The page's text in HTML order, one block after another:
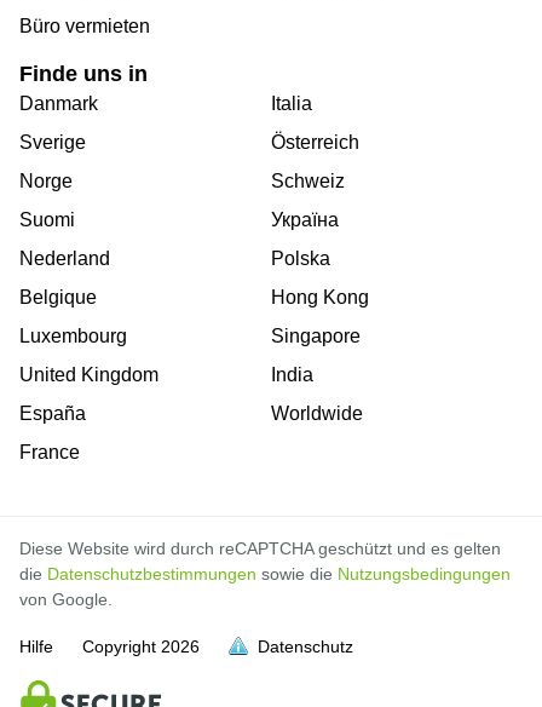
voll
voll
voll
voll
voll
voll
voll
voll
voll
voll
Büro vermieten
Finde uns in
Danmark
Sverige
Norge
Suomi
Nederland
Belgique
Luxembourg
United Kingdom
España
France
Italia
Österreich
Schweiz
Україна
Polska
Hong Kong
Singapore
India
Worldwide
Diese Website wird durch reCAPTCHA geschützt und es gelten
die Datenschutzbestimmungen sowie die Nutzungsbedingungen
von Google.
Hilfe Copyright 2026 Datenschutz